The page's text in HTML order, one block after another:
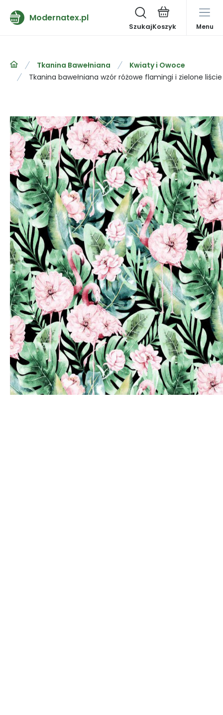
Modernatex.pl
Szukaj Menu
Tkanina Bawełniana
Kwiaty i Owoce
Tkanina bawełniana wzór różowe flamingi i zielone liście